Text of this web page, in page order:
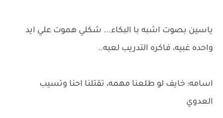
ياسين بصوت اشبه با البكاء... شكلي هموت علي ايد
واحده غبيه، فاكره التدريب لعبه..
اسامه: خايف لو طلعنا مهمه، تقتلنا احنا وتسيب
العدوي